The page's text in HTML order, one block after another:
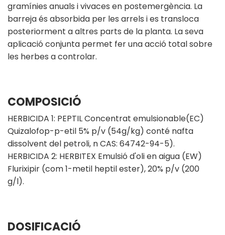
gramínies anuals i vivaces en postemergència. La
barreja és absorbida per les arrels i es transloca
posteriorment a altres parts de la planta. La seva
aplicació conjunta permet fer una acció total sobre
les herbes a controlar.
COMPOSICIÓ
HERBICIDA 1: PEPTIL Concentrat emulsionable(EC)
Quizalofop-p-etil 5% p/v (54g/kg) conté nafta
dissolvent del petroli, n CAS: 64742-94-5).
HERBICIDA 2: HERBITEX Emulsió d'oli en aigua (EW)
Flurixipir (com 1-metil heptil ester), 20% p/v (200
g/l).
DOSIFICACIÓ